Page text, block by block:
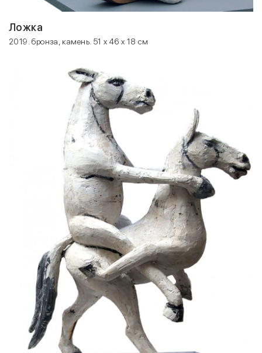
Ложка
2019. бронза, камень. 51 x 46 x 18 см